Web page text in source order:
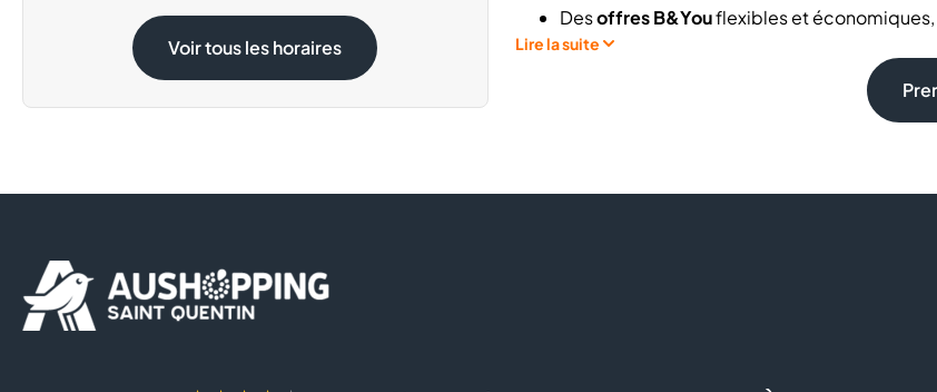
Samedi 15 Août
08:30 - 19:00
Voir tous les horaires
Desoffres B&Youflexibles et économiques,
haut débit, TV HD et appels illimités vers les
Une large gamme de téléphones mobiles :
écouteurs,
Lire la suite